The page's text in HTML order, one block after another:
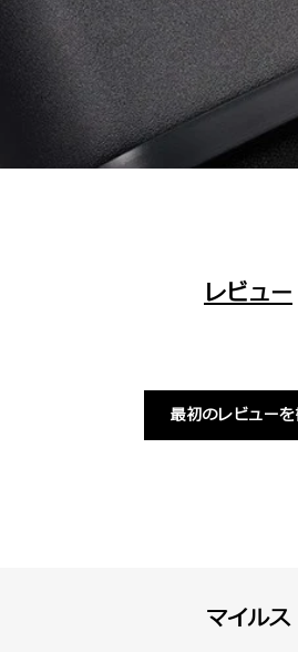
レビュー
最初のレビューを
マイルス